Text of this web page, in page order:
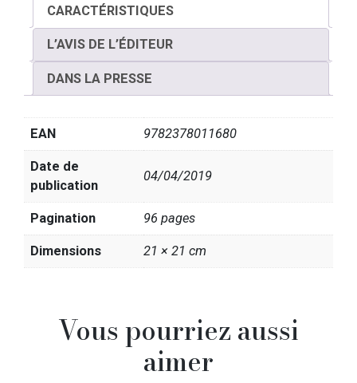
CARACTÉRISTIQUES
L’AVIS DE L’ÉDITEUR
DANS LA PRESSE
EAN 9782378011680
Date de
publication
04/04/2019
Pagination 96 pages
Dimensions 21 × 21 cm
Vous pourriez aussi
aimer